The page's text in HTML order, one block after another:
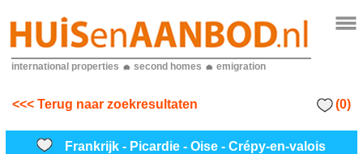
international properties second homes emigration
<<< Terug naar zoekresultaten (0)
Frankrijk - Picardie - Oise - Crépy-en-valois